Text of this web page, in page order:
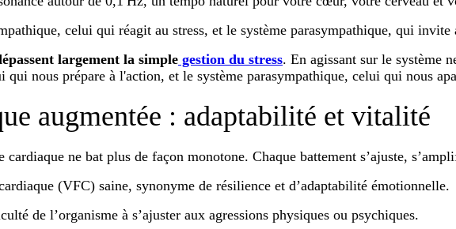
celui qui réagit au stress, et le système parasympathique, qui
largement la simple gestion du stress. En agissant sur le système
nous prépare à l'action, et le système parasympathique, celui qui nous
augmentée : adaptabilité et vitalité
ne bat plus de façon monotone. Chaque battement s’ajuste,
(VFC) saine, synonyme de résilience et d’adaptabilité émotionnelle.
de l’organisme à s’ajuster aux agressions physiques ou psychiques.